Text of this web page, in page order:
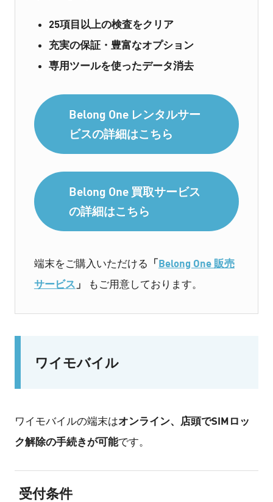
25項目以上の検査をクリア
充実の保証・豊富なオプション
専用ツールを使ったデータ消去
Belong One レンタルサー
ビスの詳細はこちら
Belong One 買取サービス
の詳細はこちら
端末をご購入いただける 「Belong One 販売
サービス 」 もご用意しております。
ワイモバイル
ワイモバイルの端末はオンライン、店頭でSIMロッ
ク解除の手続きが可能です。
受付条件